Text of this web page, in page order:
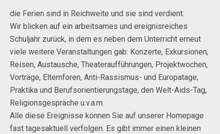
die Ferien sind in Reichweite und sie sind verdient.
Wir blicken auf ein arbeitsames und ereignisreiches
Schuljahr zurück, in dem es neben dem Unterricht erneut
viele weitere Veranstaltungen gab: Konzerte, Exkursionen,
Reisen, Austausche, Theateraufführungen, Projektwochen,
Vorträge, Elternforen, Anti-Rassismus- und Europatage,
Praktika und Berufsorientierungstage, den Welt-Aids-Tag,
Religionsgespräche u.v.a.m.
Alle diese Ereignisse können Sie auf unserer Homepage
fast tagesaktuell verfolgen. Es gibt immer einen kleinen